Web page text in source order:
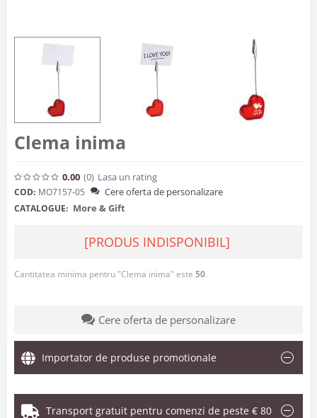
Clema inima
0.00 (0) Lasa un rating
COD: MO7157-05 Cere oferta de personalizare
CATALOGUE: More & Gift
[PRODUS INDISPONIBIL]
Cantitatea minima pentru "Clema inima" este 50.
Cere oferta de personalizare
Importator de produse promotionale
Transport gratuit pentru comenzi de peste € 80